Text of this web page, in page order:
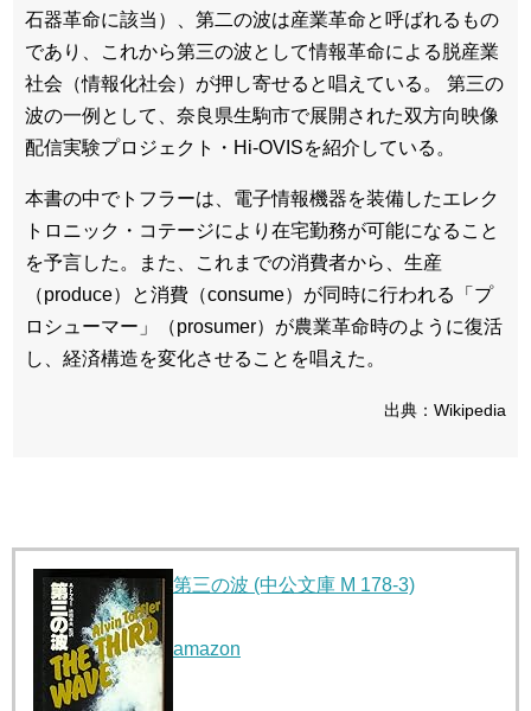
石器革命に該当）、第二の波は産業革命と呼ばれるもの
であり、これから第三の波として情報革命による脱産業
社会（情報化社会）が押し寄せると唱えている。 第三の
波の一例として、奈良県生駒市で展開された双方向映像
配信実験プロジェクト・Hi-OVISを紹介している。
本書の中でトフラーは、電子情報機器を装備したエレク
トロニック・コテージにより在宅勤務が可能になること
を予言した。また、これまでの消費者から、生産
（produce）と消費（consume）が同時に行われる「プ
ロシューマー」（prosumer）が農業革命時のように復活
し、経済構造を変化させることを唱えた。
出典：Wikipedia
第三の波 (中公文庫 M 178-3)
amazon